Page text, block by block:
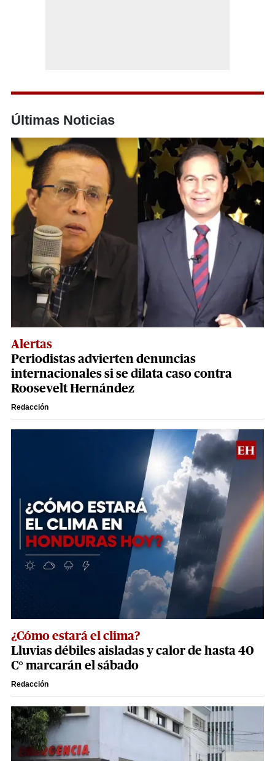
Últimas Noticias
Alertas
Periodistas advierten denuncias
internacionales si se dilata caso contra
Roosevelt Hernández
Redacción
¿Cómo estará el clima?
Lluvias débiles aisladas y calor de hasta 40
C° marcarán el sábado
Redacción